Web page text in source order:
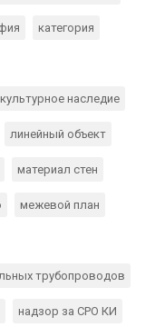
категория
культурное наследие
линейный объект
материал стен
межевой план
трубопроводов
надзор за СРО КИ